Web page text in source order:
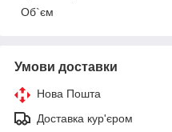
Об`єм
Умови доставки
Нова Пошта
Доставка кур'єром